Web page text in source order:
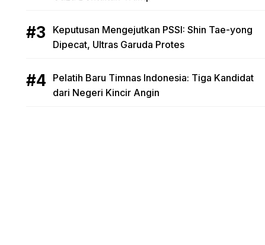
Keputusan Mengejutkan PSSI: Shin Tae-yong
Dipecat, Ultras Garuda Protes
Pelatih Baru Timnas Indonesia: Tiga Kandidat
dari Negeri Kincir Angin